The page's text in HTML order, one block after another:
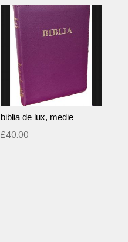
biblia de lux, medie
£40.00